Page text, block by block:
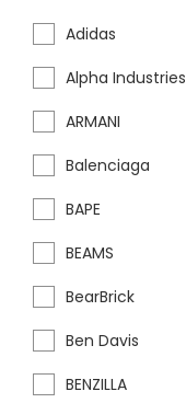
Adidas
Alpha Industries
ARMANI
Balenciaga
BAPE
BEAMS
BearBrick
Ben Davis
BENZILLA